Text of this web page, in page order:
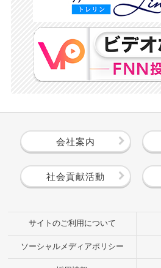
会社案内
社会貢献活動
サイトのご利用について
ソーシャルメディアポリシー